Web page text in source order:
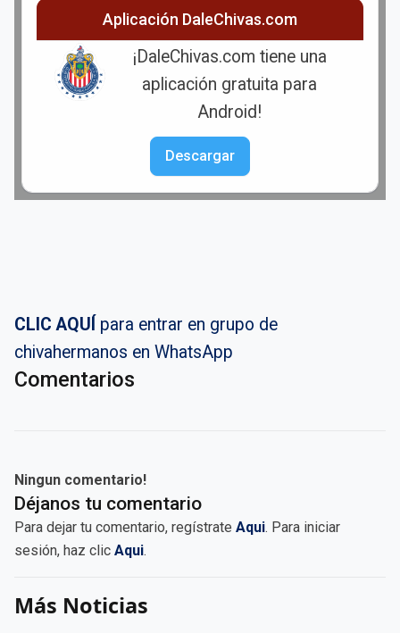
Aplicación DaleChivas.com
¡DaleChivas.com tiene una
aplicación gratuita para
Android!
Descargar
CLIC AQUÍ para entrar en grupo de
chivahermanos en WhatsApp
Comentarios
Ningun comentario!
Déjanos tu comentario
Para dejar tu comentario, regístrate Aqui. Para iniciar
sesión, haz clic Aqui.
Más Noticias